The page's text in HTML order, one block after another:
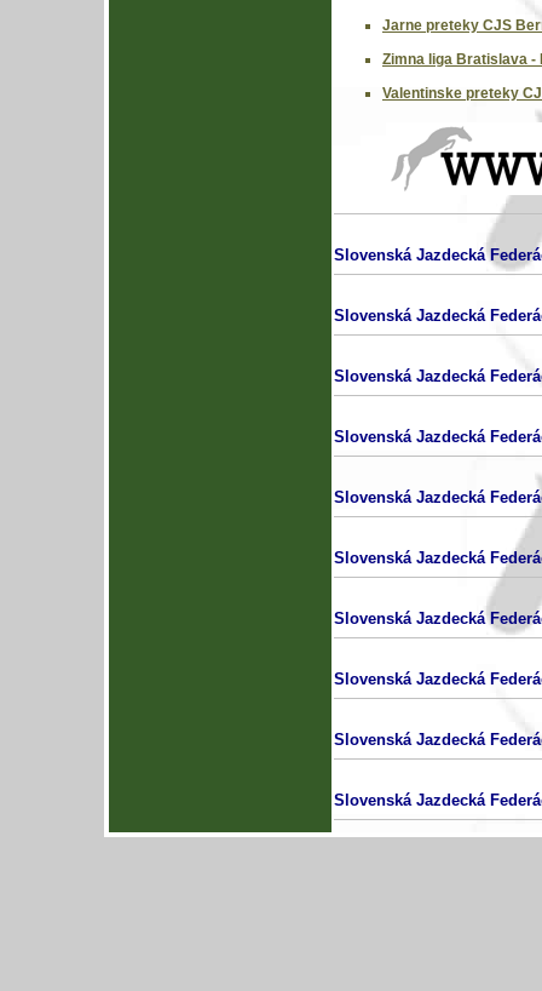
Jarne preteky CJS
Zimna liga Bratislava -
Valentinske preteky
Slovenská Jazdecká
Slovenská Jazdecká
Slovenská Jazdecká
Slovenská Jazdecká
Slovenská Jazdecká
Slovenská Jazdecká
Slovenská Jazdecká
Slovenská Jazdecká
Slovenská Jazdecká
Slovenská Jazdecká